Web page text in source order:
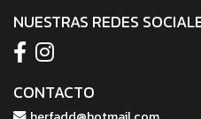
NUESTRAS REDES
CONTACTO